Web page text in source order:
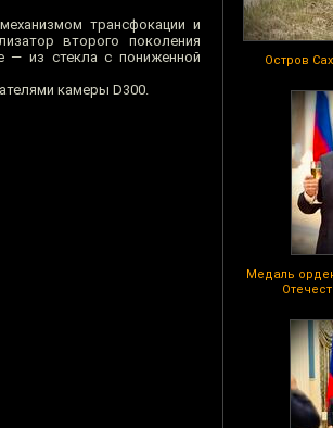
Остров
Медаль
трансфокации и
второго поколения
— из стекла с пониженной
камеры D300.